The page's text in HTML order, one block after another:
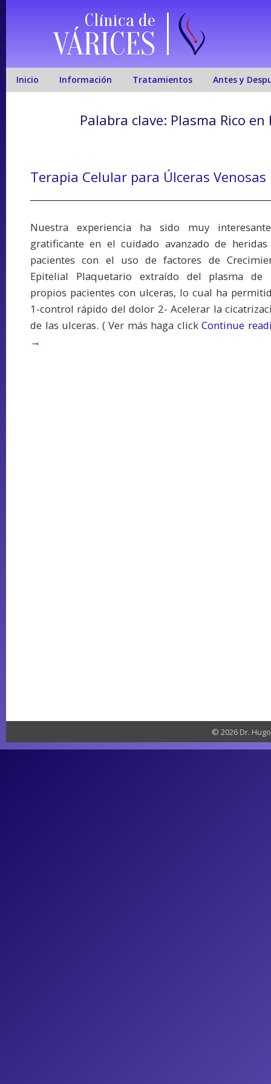
Clínica de
VÁRICES
Inicio Información Tratamientos Antes y
Palabra clave: Plasma Rico
Terapia Celular para Úlceras Venosas
Nuestra experiencia ha sido muy
gratificante en el cuidado avanzado de heridas
pacientes con el uso de factores de
Epitelial Plaquetario extraído del plasma de
propios pacientes con ulceras, lo cual ha
1-control rápido del dolor 2- Acelerar la
de las ulceras. ( Ver más haga clickContinue
→
© 2026 Dr.